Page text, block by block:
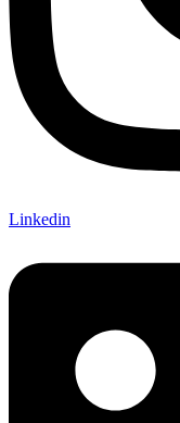
Linkedin